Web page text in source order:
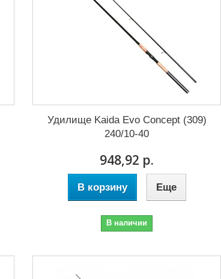
Удилище Kaida Evo Concept (309)
240/10-40
948,92 р.
В корзину Еще
В наличии